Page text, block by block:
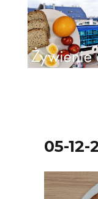
05-